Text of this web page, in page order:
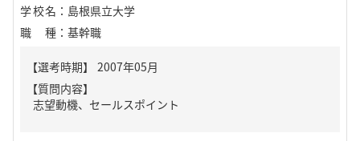
学校名 ： 島根県立大学
職種 ： 基幹職
【質問内容】
志望動機、セールスポイント